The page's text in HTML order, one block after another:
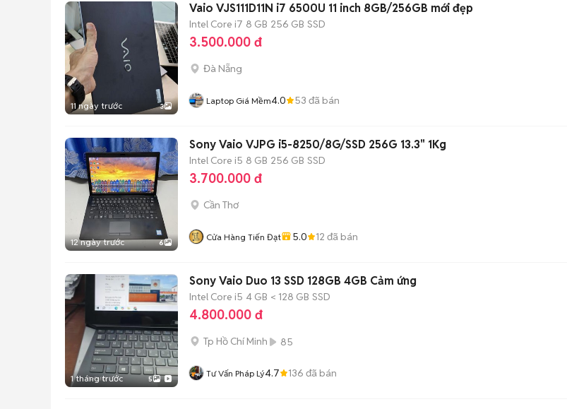
11 ngày trước 3
Vaio VJS111D11N i7 6500U 11 inch 8GB/256GB mới đẹp
Intel Core i7 8 GB 256 GB SSD
3.500.000 đ
Đà Nẵng
Laptop Giá Mềm4.0 53 đã bán
12 ngày trước 6
Sony Vaio VJPG i5-8250/8G/SSD 256G 13.3" 1Kg
Intel Core i5 8 GB 256 GB SSD
3.700.000 đ
Cần Thơ
Cửa Hàng Tiến Đạt 5.0 12 đã bán
1 tháng trước 5
Sony Vaio Duo 13 SSD 128GB 4GB Cảm ứng
Intel Core i5 4 GB < 128 GB SSD
4.800.000 đ
Tp Hồ Chí Minh 85
Tư Vấn Pháp Lý4.7 136 đã bán